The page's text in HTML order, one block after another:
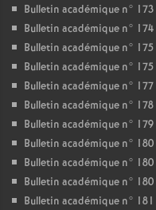
Bulletin académique n° 173
Bulletin académique n° 174
Bulletin académique n° 175
Bulletin académique n°
Bulletin académique n° 177
Bulletin académique n° 178
Bulletin académique n° 179
Bulletin académique n° 180
Bulletin académique n°
Bulletin académique n°
Bulletin académique n° 181